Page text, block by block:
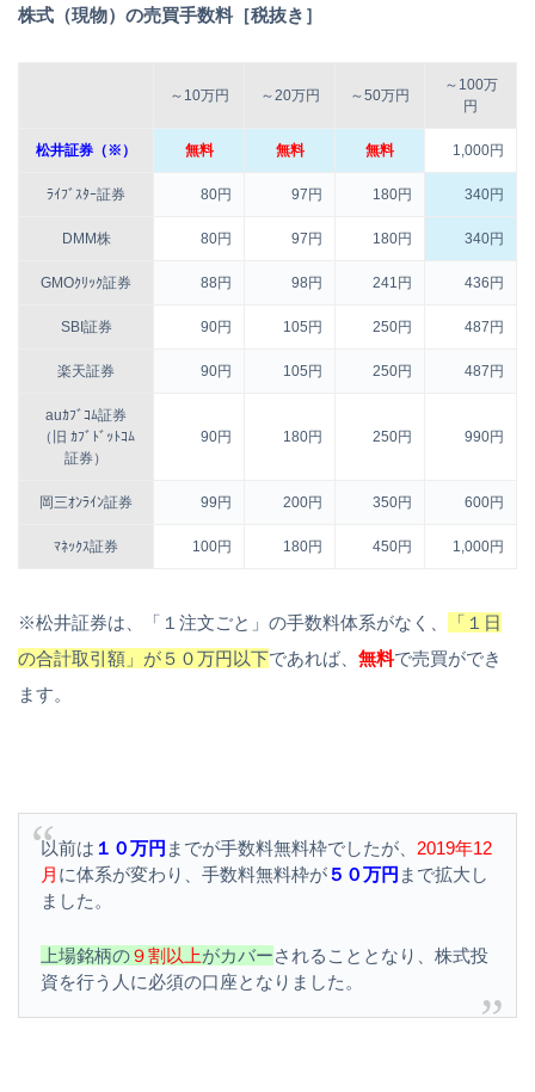
株式（現物）の売買手数料［税抜き］
～10万円 ～20万円 ～50万円
～100万
円
松井証券（※） 無料 無料 無料 1,000円
ﾗｲﾌﾞｽﾀｰ証券 80円 97円 180円 340円
DMM株 80円 97円 180円 340円
GMOｸﾘｯｸ証券 88円 98円 241円 436円
SBI証券 90円 105円 250円 487円
楽天証券 90円 105円 250円 487円
auｶﾌﾞｺﾑ証券
（旧 ｶﾌﾞﾄﾞｯﾄｺﾑ
証券）
90円 180円 250円 990円
岡三ｵﾝﾗｲﾝ証券 99円 200円 350円 600円
ﾏﾈｯｸｽ証券 100円 180円 450円 1,000円
※松井証券は、「１注文ごと」の手数料体系がなく、
「１日
の合計取引額」が５０万円以下であれば、 無料で売買ができ
ます。
以前は １０万円 までが手数料無料枠でしたが、 2019年12
月 に体系が変わり、手数料無料枠が５０万円 まで拡大し
ました。
上場銘柄の９割以上がカバーされることとなり、株式投
資を行う人に必須の口座となりました。